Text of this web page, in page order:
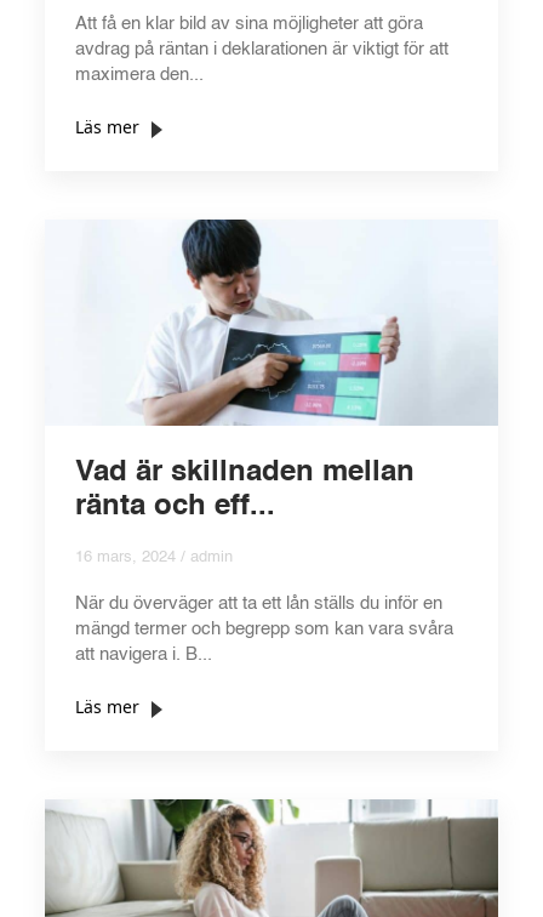
Att få en klar bild av sina möjligheter att göra
avdrag på räntan i deklarationen är viktigt för att
maximera den...
Läs mer
Vad är skillnaden mellan
ränta och eff...
16 mars, 2024 / admin
När du överväger att ta ett lån ställs du inför en
mängd termer och begrepp som kan vara svåra
att navigera i. B...
Läs mer